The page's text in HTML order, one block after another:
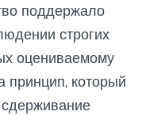
поддержало
строгих
оцениваемому
принцип, который